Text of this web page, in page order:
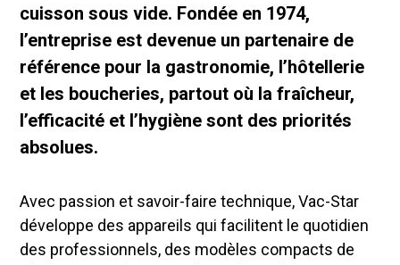
cuisson sous vide. Fondée en 1974,
l’entreprise est devenue un partenaire de
référence pour la gastronomie, l’hôtellerie
et les boucheries, partout où la fraîcheur,
l’efficacité et l’hygiène sont des priorités
absolues.
Avec passion et savoir-faire technique, Vac-Star
développe des appareils qui facilitent le quotidien
des professionnels, des modèles compacts de